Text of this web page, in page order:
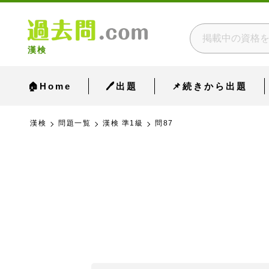
漢検
🏠Home 🖊出題 📌続きから出題
漢検 問題一覧 漢検 準1級 問87